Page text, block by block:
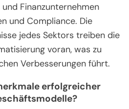
Finanzunternehmen
und Compliance. Die
jedes Sektors treiben die
voran, was zu
Verbesserungen führt.
erfolgreicher